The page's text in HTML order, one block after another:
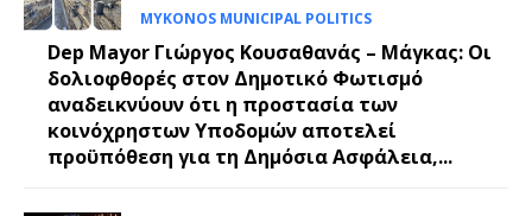
MYKONOS MUNICIPAL POLITICS
Dep Mayor Γιώργος Κουσαθανάς – Μάγκας: Οι
δολιοφθορές στον Δημοτικό Φωτισμό
αναδεικνύουν ότι η προστασία των
κοινόχρηστων Υποδομών αποτελεί
προϋπόθεση για τη Δημόσια Ασφάλεια,...